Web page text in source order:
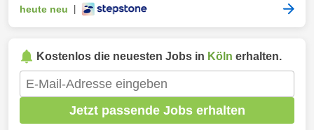
heute neu
Kostenlos die neuesten Jobs in Köln erhalten.
Jetzt passende Jobs erhalten